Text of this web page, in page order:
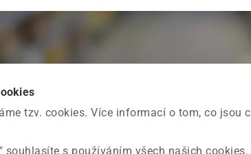
tzv. cookies. Více informací o tom, co jsou
souhlasíte s používáním všech našich